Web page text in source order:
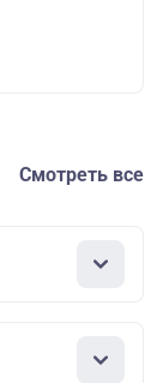
Смотреть все